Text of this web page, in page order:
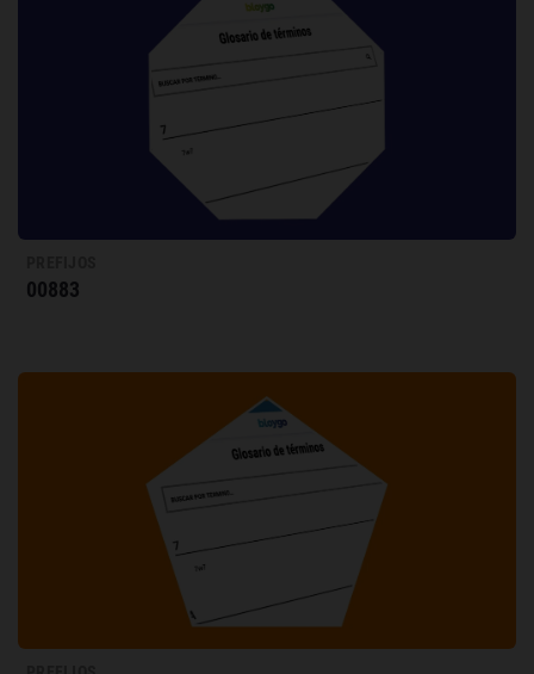
00883